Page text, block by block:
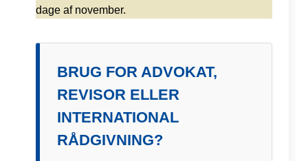
dage af november.
BRUG FOR ADVOKAT,
REVISOR ELLER
INTERNATIONAL
RÅDGIVNING?